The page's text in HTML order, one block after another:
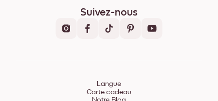
Suivez-nous
Langue
Carte cadeau